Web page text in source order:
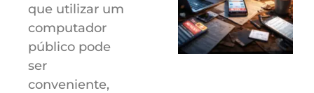
que utilizar um
computador
público pode
ser
conveniente,